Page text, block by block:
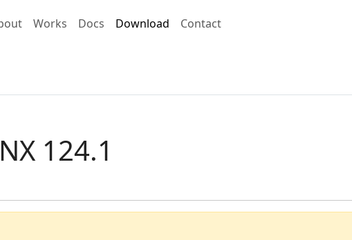
Works Docs Download Contact
124.1